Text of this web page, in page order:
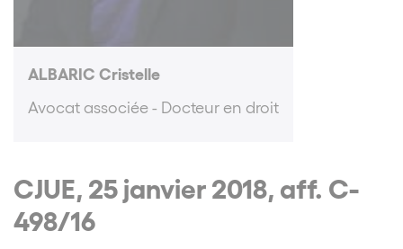
ALBARIC Cristelle
Avocat associée - Docteur en droit
CJUE, 25 janvier 2018, aff. C-
498/16